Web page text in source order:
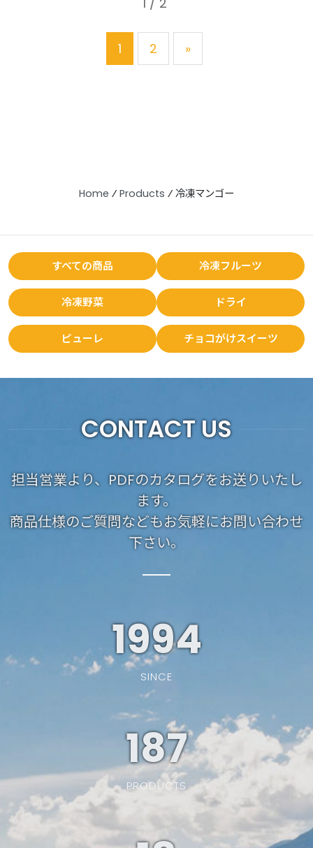
1 2 »
Home ⁄ Products ⁄ 冷凍マンゴー
すべての商品 冷凍フルーツ
冷凍野菜 ドライ
ピューレ チョコがけスイーツ
CONTACT US
担当営業より、PDFのカタログをお送りいたし
ます。
商品仕様のご質問などもお気軽にお問い合わせ
下さい。
1994
SINCE
187
PRODUCTS